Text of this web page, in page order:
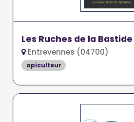
Les Ruches de la
Entrevennes (04700)
apiculteur